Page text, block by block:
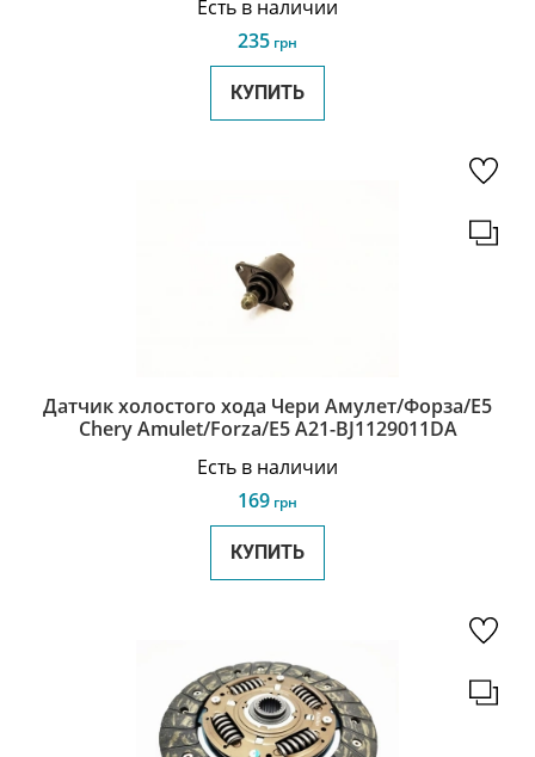
Есть в наличии
235 грн
КУПИТЬ
Датчик холостого хода Чери Амулет/Форза/Е5
Chery Amulet/Forza/E5 A21-BJ1129011DA
Есть в наличии
169 грн
КУПИТЬ